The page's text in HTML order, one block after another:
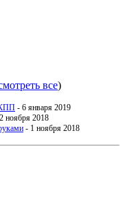
все)
КПП - 6 января 2019
ноября 2018
- 1 ноября 2018